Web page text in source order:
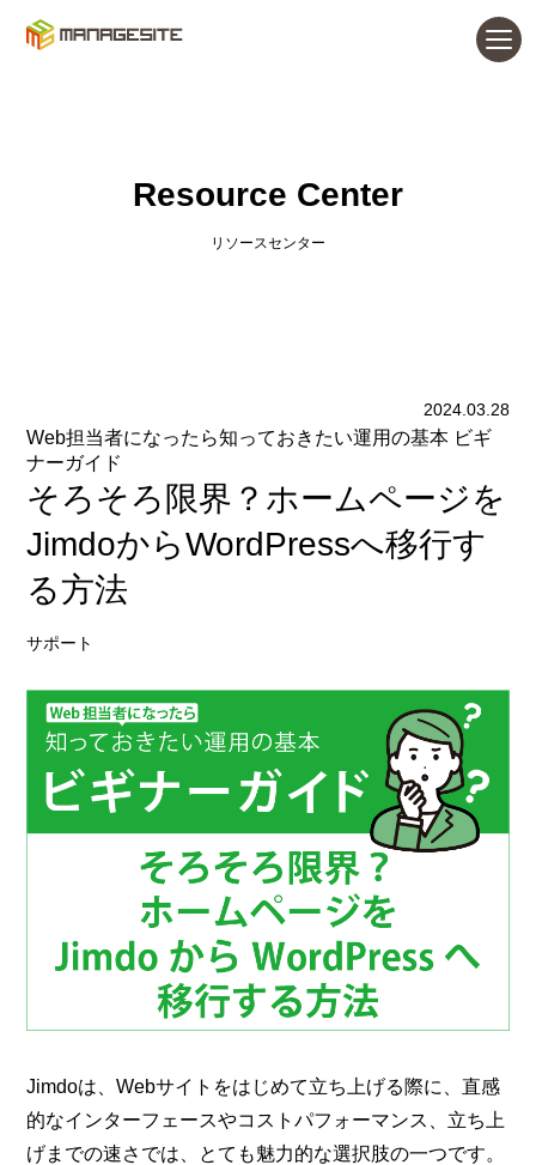
Resource Center
リソースセンター
2024.03.28
Web担当者になったら知っておきたい運用の基本 ビギ
ナーガイド
そろそろ限界？ホームページを
JimdoからWordPressへ移行す
る方法
サポート
Jimdoは、Webサイトをはじめて立ち上げる際に、直感
的なインターフェースやコストパフォーマンス、立ち上
げまでの速さでは、とても魅力的な選択肢の一つです。